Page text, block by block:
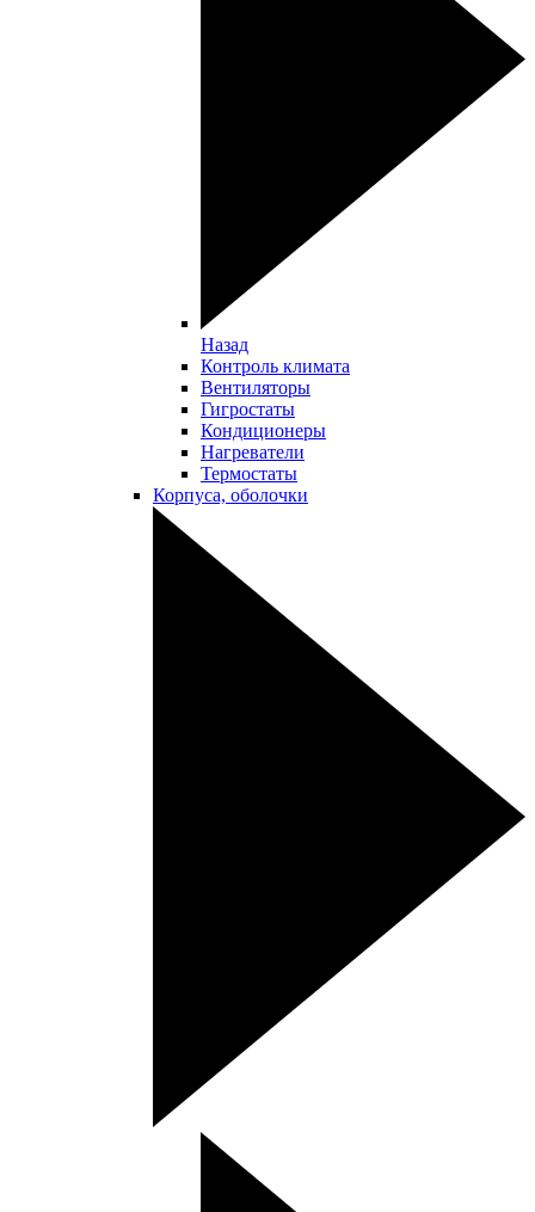
Назад
Контроль климата
Вентиляторы
Гигростаты
Кондиционеры
Нагреватели
Термостаты
Корпуса, оболочки